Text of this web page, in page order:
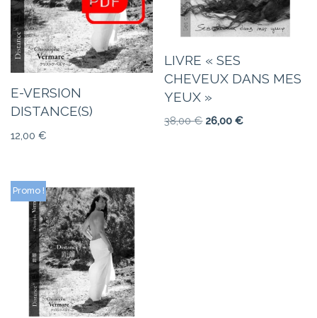
E-VERSION
DISTANCE(S)
12,00 €
LIVRE « SES
CHEVEUX DANS MES
YEUX »
38,00€ 26,00€
Promo !